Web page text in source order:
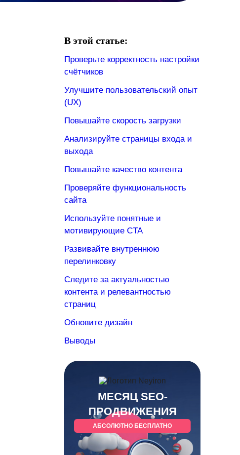
В этой статье:
Проверьте корректность настройки
счётчиков
Улучшите пользовательский опыт
(UX)
Повышайте скорость загрузки
Анализируйте страницы входа и
выхода
Повышайте качество контента
Проверяйте функциональность
сайта
Используйте понятные и
мотивирующие CTA
Развивайте внутреннюю
перелинковку
Следите за актуальностью
контента и релевантностью
страниц
Обновите дизайн
Выводы
МЕСЯЦ SEO-
ПРОДВИЖЕНИЯ
АБСОЛЮТНО БЕСПЛАТНО